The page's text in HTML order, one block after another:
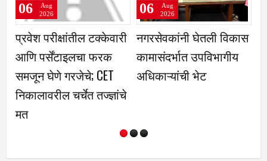
प्रवेश परीक्षांतील टक्केवारी
आणि पर्सेंटाइलचा फरक
समजून घेणे गरजेचे; CET
निकालावरील चर्चेत तज्ज्ञांचे
मत
06
Aug
2026
नगरसेवकांनी घेतली विकास
कामासंदर्भात उपविभागीय
अधिकाऱ्यांची भेट
06
Aug
2026